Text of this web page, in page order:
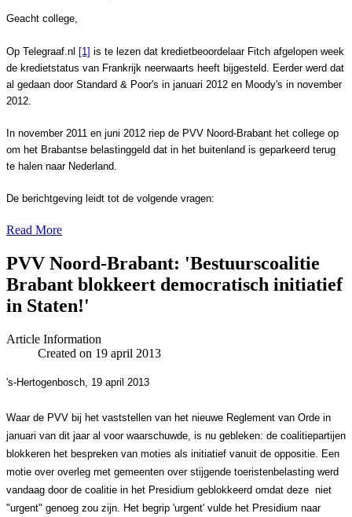
Geacht college,
Op Telegraaf.nl [1] is te lezen dat kredietbeoordelaar Fitch afgelopen week
de kredietstatus van Frankrijk neerwaarts heeft bijgesteld. Eerder werd dat
al gedaan door Standard & Poor's in januari 2012 en Moody's in november
2012.
In november 2011 en juni 2012 riep de PVV Noord-Brabant het college op
om het Brabantse belastinggeld dat in het buitenland is geparkeerd terug
te halen naar Nederland.
De berichtgeving leidt tot de volgende vragen:
Read More
PVV Noord-Brabant: 'Bestuurscoalitie
Brabant blokkeert democratisch initiatief
in Staten!'
Article Information
Created on 19 april 2013
's-Hertogenbosch, 19 april 2013
Waar de PVV bij het vaststellen van het nieuwe Reglement van Orde in
januari van dit jaar al voor waarschuwde, is nu gebleken: de coalitiepartijen
blokkeren het bespreken van moties als initiatief vanuit de oppositie. Een
motie over overleg met gemeenten over stijgende toeristenbelasting werd
vandaag door de coalitie in het Presidium geblokkeerd omdat deze niet
"urgent" genoeg zou zijn. Het begrip 'urgent' vulde het Presidium naar